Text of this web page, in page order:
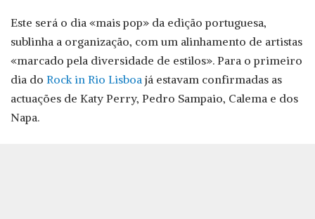
Este será o dia «mais pop» da edição portuguesa,
sublinha a organização, com um alinhamento de artistas
«marcado pela diversidade de estilos». Para o primeiro
dia do Rock in Rio Lisboa já estavam confirmadas as
actuações de Katy Perry, Pedro Sampaio, Calema e dos
Napa.